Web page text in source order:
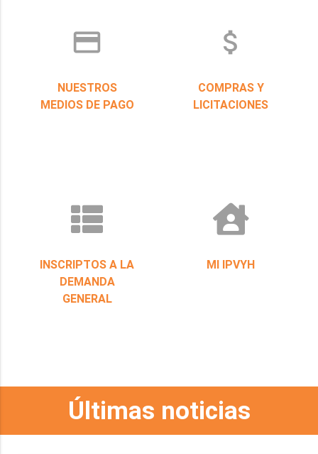
credit_card
NUESTROS
MEDIOS DE PAGO
attach_money
COMPRAS Y
LICITACIONES
INSCRIPTOS A LA
DEMANDA
GENERAL
MI IPVYH
Últimas noticias